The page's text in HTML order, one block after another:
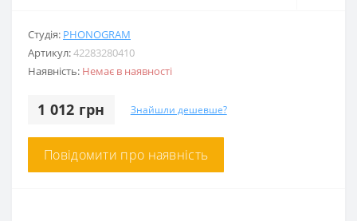
Студія: PHONOGRAM
Артикул:42283280410
Наявність: Немає в наявності
1 012 грн Знайшли дешевше?
Повідомити про наявність